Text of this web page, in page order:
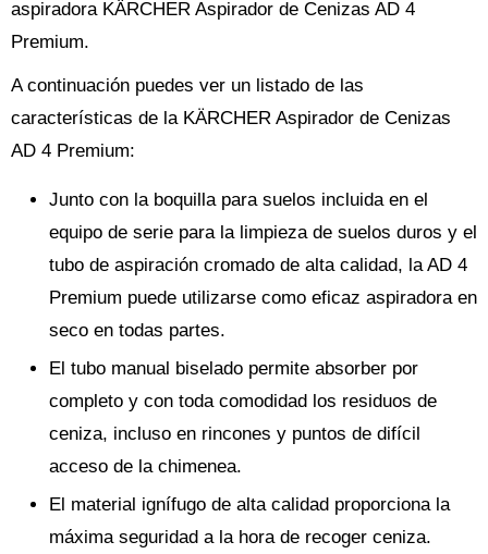
aspiradora KÄRCHER Aspirador de Cenizas AD 4
Premium.
A continuación puedes ver un listado de las
características de la KÄRCHER Aspirador de Cenizas
AD 4 Premium:
Junto con la boquilla para suelos incluida en el
equipo de serie para la limpieza de suelos duros y el
tubo de aspiración cromado de alta calidad, la AD 4
Premium puede utilizarse como eficaz aspiradora en
seco en todas partes.
El tubo manual biselado permite absorber por
completo y con toda comodidad los residuos de
ceniza, incluso en rincones y puntos de difícil
acceso de la chimenea.
El material ignífugo de alta calidad proporciona la
máxima seguridad a la hora de recoger ceniza.